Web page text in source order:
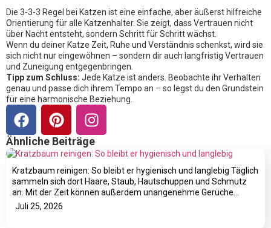
Die 3-3-3 Regel bei Katzen ist eine einfache, aber äußerst hilfreiche
Orientierung für alle Katzenhalter. Sie zeigt, dass Vertrauen nicht
über Nacht entsteht, sondern Schritt für Schritt wächst.
Wenn du deiner Katze Zeit, Ruhe und Verständnis schenkst, wird sie
sich nicht nur eingewöhnen – sondern dir auch langfristig Vertrauen
und Zuneigung entgegenbringen.
Tipp zum Schluss: Jede Katze ist anders. Beobachte ihr Verhalten
genau und passe dich ihrem Tempo an – so legst du den Grundstein
für eine harmonische Beziehung.
Ähnliche Beiträge
Kratzbaum reinigen: So bleibt er hygienisch und langlebig Täglich
sammeln sich dort Haare, Staub, Hautschuppen und Schmutz
an. Mit der Zeit können außerdem unangenehme Gerüche…
Juli 25, 2026